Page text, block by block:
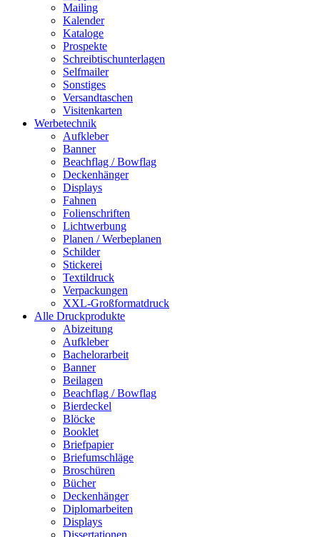
Mailing
Kalender
Kataloge
Prospekte
Schreibtischunterlagen
Selfmailer
Sonstiges
Versandtaschen
Visitenkarten
Werbetechnik
Aufkleber
Banner
Beachflag / Bowflag
Deckenhänger
Displays
Fahnen
Folienschriften
Lichtwerbung
Planen / Werbeplanen
Schilder
Stickerei
Textildruck
Verpackungen
XXL-Großformatdruck
Alle Druckprodukte
Abizeitung
Aufkleber
Bachelorarbeit
Banner
Beilagen
Beachflag / Bowflag
Bierdeckel
Blöcke
Booklet
Briefpapier
Briefumschläge
Broschüren
Bücher
Deckenhänger
Diplomarbeiten
Displays
Dissertationen